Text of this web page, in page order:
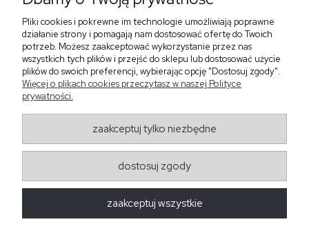
Płatności i dostawa
O nas
Salon Meblowy Zbrosławice na Śląsku
ul. Wolności 130
projekt i realizacja: oprogramowanie:Shoper
Pliki cookies i pokrewne im technologie umożliwiają poprawne
działanie strony i pomagają nam dostosować ofertę do Twoich
potrzeb. Możesz zaakceptować wykorzystanie przez nas
wszystkich tych plików i przejść do sklepu lub dostosować użycie
plików do swoich preferencji, wybierając opcję "Dostosuj zgody".
Więcej o plikach cookies przeczytasz w naszej Polityce
prywatności.
zaakceptuj tylko niezbędne
dostosuj zgody
zaakceptuj wszystkie